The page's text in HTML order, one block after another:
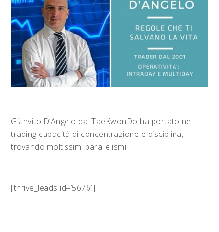
Gianvito D’Angelo dal TaeKwonDo ha portato nel
trading capacità di concentrazione e disciplina,
trovando moltissimi parallelismi.
[thrive_leads id=’5676′]